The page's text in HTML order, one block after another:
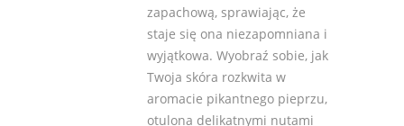
zapachową, sprawiając, że
staje się ona niezapomniana i
wyjątkowa. Wyobraź sobie, jak
Twoja skóra rozkwita w
aromacie pikantnego pieprzu,
otulona delikatnymi nutami